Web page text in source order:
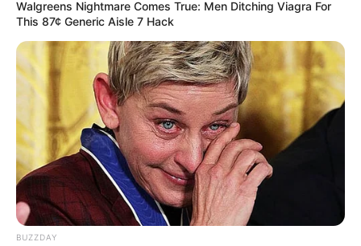
pierwsze 5 minut serialu „Tajna Inwazja”
Film trafi do oferty platformyDisney+ już w przyszłym
tygodniu, dokładnie16 czerwca.
Walgreens Nightmare Comes True: Men Ditching Viagra For
This 87¢ Generic Aisle 7 Hack
BUZZDAY